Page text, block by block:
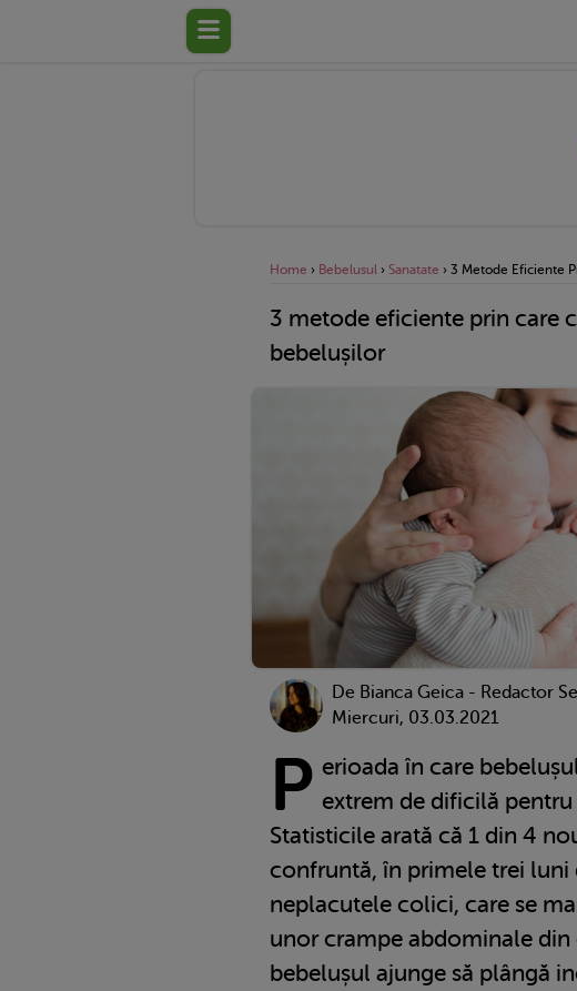
Home › Bebelusul › Sanatate › 3 Metode Eficiente
3 metode eficiente prin care
bebelușilor
De Bianca Geica - Redactor
Miercuri, 03.03.2021
P erioada în care
extrem de dificilă
Statisticile arată că 1 din 4
confruntă, în primele trei luni
neplacutele colici, care se
unor crampe abdominale din
bebelușul ajunge să plângă